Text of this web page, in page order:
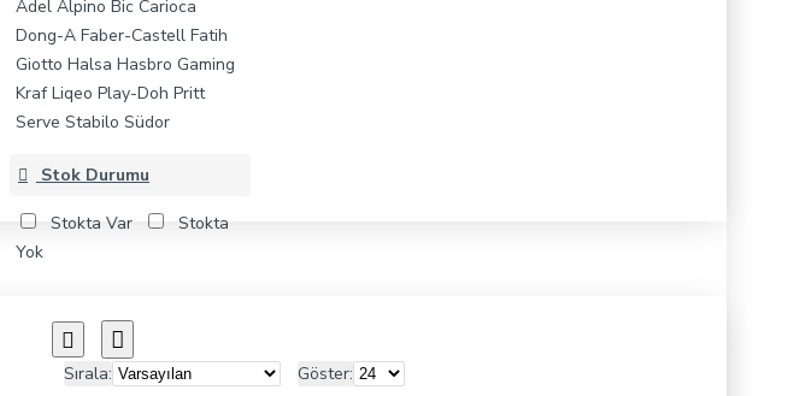
Adel Alpino Bic Carioca
Dong-A Faber-Castell Fatih
Giotto Halsa Hasbro Gaming
Kraf Liqeo Play-Doh Pritt
Serve Stabilo Südor
Stok Durumu
Stokta Var
Stokta
Yok
Sırala: Göster: